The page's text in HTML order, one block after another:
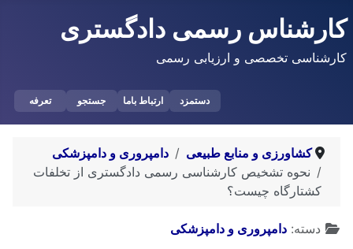
کارشناس رسمی دادگستری
کارشناسی تخصصی و ارزیابی رسمی
دستمزد ارتباط باما جستجو تعرفه
کشاورزی و منابع طبیعی
دامپروری و دامپزشکی
نحوه تشخیص کارشناسی رسمی دادگستری از تخلفات
کشتارگاه چیست؟
توضیحات
دسته: دامپروری و دامپزشکی